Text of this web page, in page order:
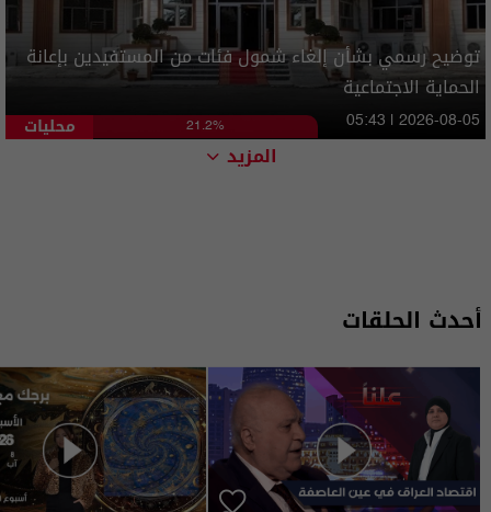
توضيح رسمي بشأن إلغاء شمول فئات من المستفيدين بإعانة
الحماية الاجتماعية
محليات 21.2% 05:43 | 2026-08-05
المزيد
أحدث الحلقات